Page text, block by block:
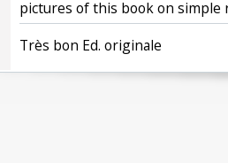
pictures of this book on simple
‎Très bon Ed. originale ‎